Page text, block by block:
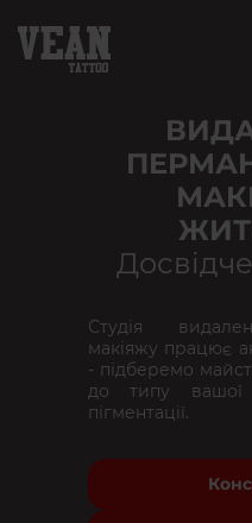
Студія
макіяжу працює
- підберемо
до типу вашої
пігментації.